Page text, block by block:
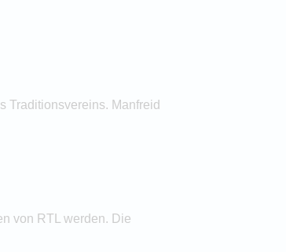
Traditionsvereins. Manfreid
von RTL werden. Die